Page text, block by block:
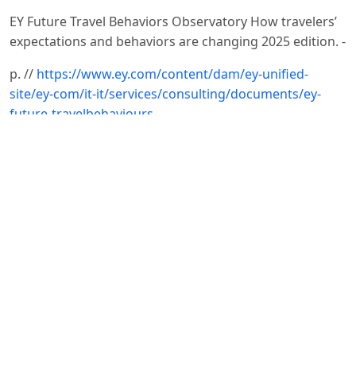
EY Future Travel Behaviors Observatory How travelers’
expectations and behaviors are changing 2025 edition. -
р. // https://www.ey.com/content/dam/ey-unified-
site/ey-com/it-it/services/consulting/documents/ey-
future-travelbehaviours-